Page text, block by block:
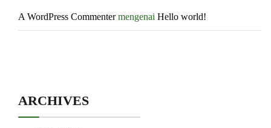
A WordPress Commentermengenai Hello world!
ARCHIVES